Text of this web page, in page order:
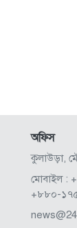
অফিস
কুলাউড়া,
মোবাইল :
+৮৮০-